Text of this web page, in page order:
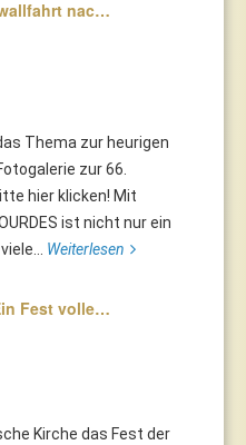
nac…
Thema zur heurigen
zur 66.
hier klicken! Mit
ist nicht nur ein
Weiterlesen
Fest volle…
Kirche das Fest der